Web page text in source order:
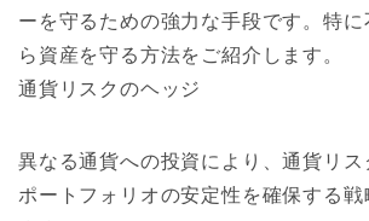
ーを守るための強力な手段です。特
ら資産を守る方法をご紹介します。
通貨リスクのヘッジ
異なる通貨への投資により、通貨リス
ポートフォリオの安定性を確保する